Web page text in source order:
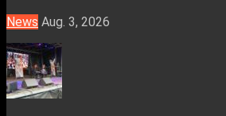
News Aug. 3, 2026